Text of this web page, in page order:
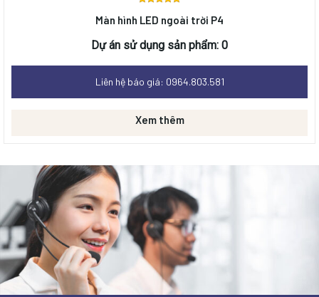
Được
xếp
hạng
5 sao
Màn hình LED ngoài trời P4
Dự án sử dụng sản phẩm: 0
Liên hệ báo giá: 0964.803.581
Xem thêm